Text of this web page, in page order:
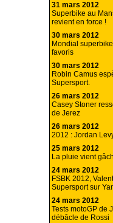
31 mars 2012
Superbike au
revient en force !
30 mars 2012
Mondial
favoris
30 mars 2012
Robin Camus
Supersport.
26 mars 2012
Casey Stoner
de Jerez
26 mars 2012
2012 : Jordan
25 mars 2012
La pluie vient
24 mars 2012
FSBK 2012,
Supersport sur
24 mars 2012
Tests motoGP de
débâcle de Rossi